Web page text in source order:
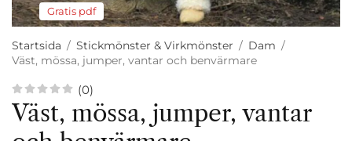
Gratis pdf
Startsida / Stickmönster & Virkmönster / Dam /
Väst, mössa, jumper, vantar och benvärmare
(0)
Väst, mössa, jumper, vantar